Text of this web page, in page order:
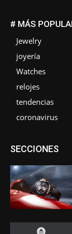
# MÁS
Jewelry
joyería
Watches
relojes
tendencias
coronavirus
SECCIONES
Novedades